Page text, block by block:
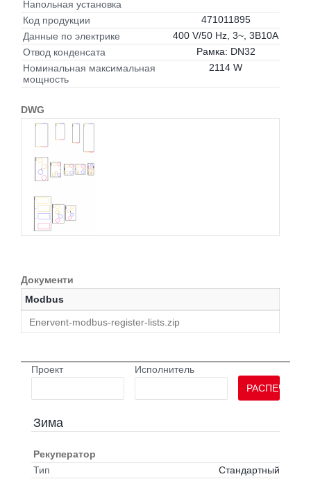
Напольная установка
Код продукции
471011895
Данные по электрике
400 V/50 Hz, 3~, 3B10A
Отвод конденсата
Рамка: DN32
Номинальная максимальная
мощность
2114 W
DWG
Документи
Modbus
Enervent-modbus-register-lists.zip
Проект
Исполнитель
Зима
Рекуператор
Тип
Стандартный